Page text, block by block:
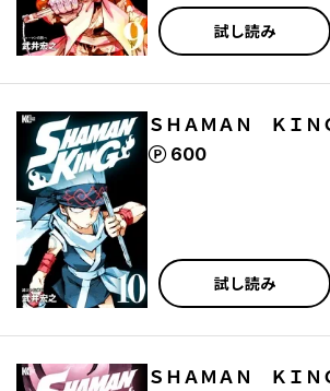
試し読み
ＳＨＡＭＡＮ ＫＩＮ
600
ポイント
試し読み
ＳＨＡＭＡＮ ＫＩＮ